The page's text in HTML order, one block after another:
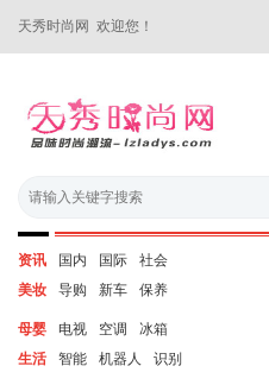
天秀时尚网 欢迎您！
资讯 国内 国际
社会
美妆
导购 新车 保养
母婴 电视 空调
冰箱
生活
智能 机器人 识别